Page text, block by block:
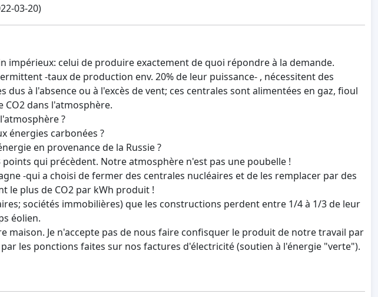
03-20)
impérieux: celui de produire exactement de quoi répondre à la demande.
-taux de production env. 20% de leur puissance- , nécessitent des
à l'absence ou à l'excès de vent; ces centrales sont alimentées en gaz, fioul
CO2 dans l'atmosphère.
?
énergies carbonées ?
en provenance de la Russie ?
qui précèdent. Notre atmosphère n'est pas une poubelle !
-qui a choisi de fermer des centrales nucléaires et de les remplacer par des
le plus de CO2 par kWh produit !
sociétés immobilières) que les constructions perdent entre 1/4 à 1/3 de leur
éolien.
maison. Je n'accepte pas de nous faire confisquer le produit de notre travail par
les ponctions faites sur nos factures d'électricité (soutien à l'énergie "verte").